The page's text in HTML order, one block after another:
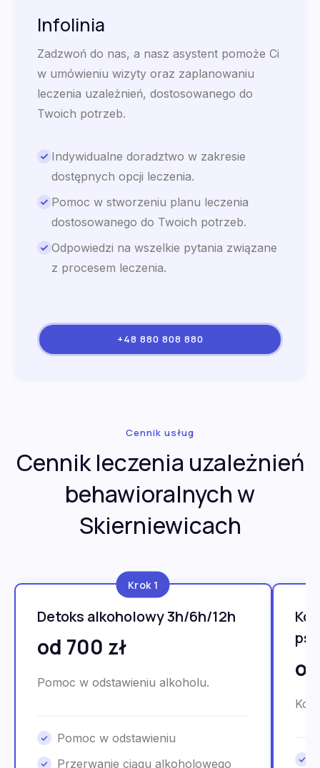
Infolinia
Zadzwoń do nas, a nasz asystent pomoże Ci
w umówieniu wizyty oraz zaplanowaniu
leczenia uzależnień, dostosowanego do
Twoich potrzeb.
Indywidualne doradztwo w zakresie
dostępnych opcji leczenia.
Pomoc w stworzeniu planu leczenia
dostosowanego do Twoich potrzeb.
Odpowiedzi na wszelkie pytania związane
z procesem leczenia.
+48 880 808 880
Cennik usług
Cennik leczenia uzależnień
behawioralnych w
Skierniewicach
Krok 1
Detoks alkoholowy 3h/6h/12h
od 700 zł
Pomoc w odstawieniu alkoholu.
Pomoc w odstawieniu
Przerwanie ciągu alkoholowego